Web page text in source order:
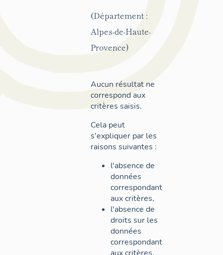
(Département :
Alpes-de-Haute-
Provence)
Aucun résultat ne
correspond aux
critères saisis.
Cela peut
s'expliquer par les
raisons suivantes :
l'absence de
données
correspondant
aux critères,
l'absence de
droits sur les
données
correspondant